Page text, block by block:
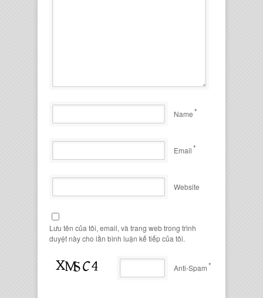
Name*
Email*
Website
Lưu tên của tôi, email, và trang web trong trình
duyệt này cho lần bình luận kế tiếp của tôi.
Anti-Spam*